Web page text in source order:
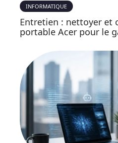
INFORMATIQUE
Entretien : nettoyer et
portable Acer pour le